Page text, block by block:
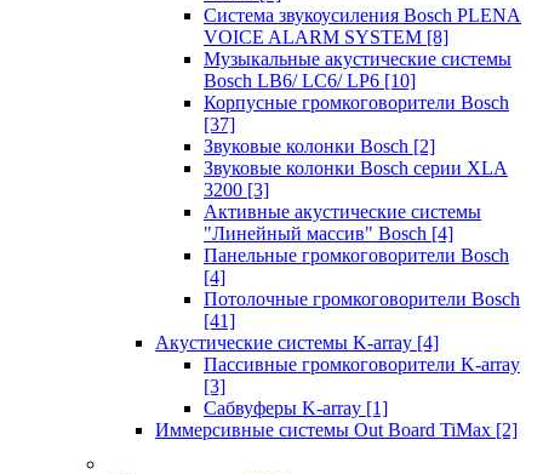
Система звукоусиления Bosch PLENA
VOICE ALARM SYSTEM [8]
Музыкальные акустические системы
Bosch LB6/ LC6/ LP6 [10]
Корпусные громкоговорители Bosch
[37]
Звуковые колонки Bosch [2]
Звуковые колонки Bosch серии XLA
3200 [3]
Активные акустические системы
"Линейный массив" Bosch [4]
Панельные громкоговорители Bosch
[4]
Потолочные громкоговорители Bosch
[41]
Акустические системы K-array [4]
Пассивные громкоговорители K-array
[3]
Сабвуферы K-array [1]
Иммерсивные системы Out Board TiMax [2]